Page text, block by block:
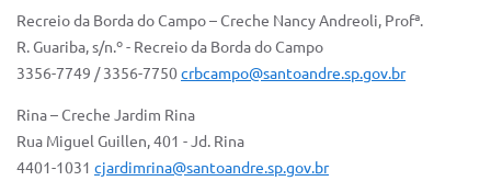
Recreio da Borda do Campo – Creche Nancy Andreoli, Profª.
R. Guariba, s/n.º - Recreio da Borda do Campo
3356-7749 / 3356-7750crbcampo@santoandre.sp.gov.br
Rina – Creche Jardim Rina
Rua Miguel Guillen, 401 - Jd. Rina
4401-1031 cjardimrina@santoandre.sp.gov.br